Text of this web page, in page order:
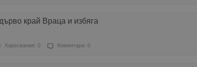
край Враца и избяга
Харесвания: 0 Коментари: 0